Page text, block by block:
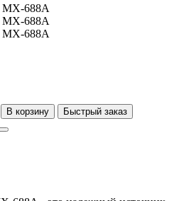
В корзину
Быстрый заказ